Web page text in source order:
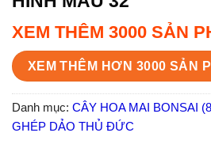
XEM THÊM 3000 SẢN
XEM THÊM HƠN 3000 SẢN
Danh mục: CÂY HOA MAI BONSAI
GHÉP DẢO THỦ ĐỨC